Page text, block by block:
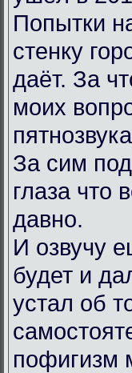
Попытки
стенку
даёт. За
моих
За сим
глаза что
давно.
И озвучу
будет и
устал об
пофигизм